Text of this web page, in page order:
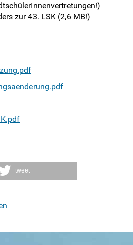
zur 43. LSK (2,6 MB!)
tweet